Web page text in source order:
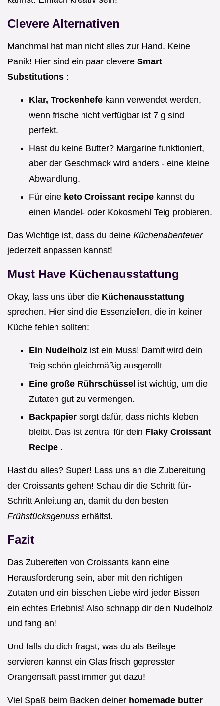
Clevere Alternativen
Manchmal hat man nicht alles zur Hand. Keine
Panik! Hier sind ein paar clevere Smart
Substitutions :
Klar, Trockenhefe kann verwendet werden,
wenn frische nicht verfügbar ist 7 g sind
perfekt.
Hast du keine Butter? Margarine funktioniert,
aber der Geschmack wird anders - eine kleine
Abwandlung.
Für eine keto Croissant recipe kannst du
einen Mandel- oder Kokosmehl Teig probieren.
Das Wichtige ist, dass du deine Küchenabenteuer
jederzeit anpassen kannst!
Must Have Küchenausstattung
Okay, lass uns über die Küchenausstattung
sprechen. Hier sind die Essenziellen, die in keiner
Küche fehlen sollten:
Ein Nudelholz ist ein Muss! Damit wird dein
Teig schön gleichmäßig ausgerollt.
Eine große Rührschüssel ist wichtig, um die
Zutaten gut zu vermengen.
Backpapier sorgt dafür, dass nichts kleben
bleibt. Das ist zentral für dein Flaky Croissant
Recipe .
Hast du alles? Super! Lass uns an die Zubereitung
der Croissants gehen! Schau dir die Schritt für-
Schritt Anleitung an, damit du den besten
Frühstücksgenuss erhältst.
Fazit
Das Zubereiten von Croissants kann eine
Herausforderung sein, aber mit den richtigen
Zutaten und ein bisschen Liebe wird jeder Bissen
ein echtes Erlebnis! Also schnapp dir dein Nudelholz
und fang an!
Und falls du dich fragst, was du als Beilage
servieren kannst ein Glas frisch gepresster
Orangensaft passt immer gut dazu!
Viel Spaß beim Backen deiner homemade butter